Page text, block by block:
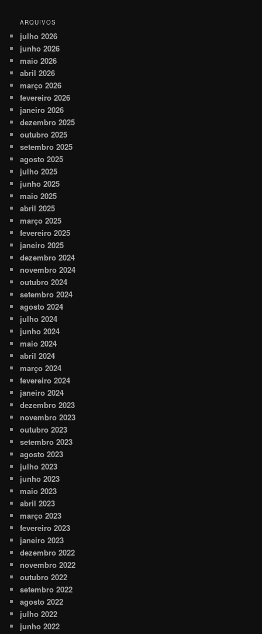
ARQUIVOS
julho 2026
junho 2026
maio 2026
abril 2026
março 2026
fevereiro 2026
janeiro 2026
dezembro 2025
outubro 2025
setembro 2025
agosto 2025
julho 2025
junho 2025
maio 2025
abril 2025
março 2025
fevereiro 2025
janeiro 2025
dezembro 2024
novembro 2024
outubro 2024
setembro 2024
agosto 2024
julho 2024
junho 2024
maio 2024
abril 2024
março 2024
fevereiro 2024
janeiro 2024
dezembro 2023
novembro 2023
outubro 2023
setembro 2023
agosto 2023
julho 2023
junho 2023
maio 2023
abril 2023
março 2023
fevereiro 2023
janeiro 2023
dezembro 2022
novembro 2022
outubro 2022
setembro 2022
agosto 2022
julho 2022
junho 2022